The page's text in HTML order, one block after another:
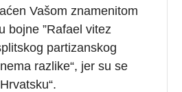
Vašom znamenitom
bojne ”Rafael vitez
partizanskog
razlike“, jer su se